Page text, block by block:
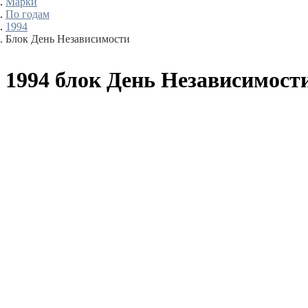
По годам
1994
Блок День Независимости
1994 блок День